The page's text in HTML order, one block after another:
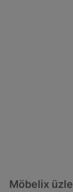
Möbelix